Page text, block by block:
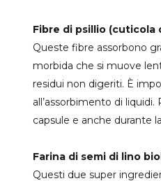
Fibre di psillio (cuticola
Queste fibre assorbono
morbida che si muove
residui non digeriti. È
all’assorbimento di
capsule e anche durante
Farina di semi di lino
Questi due super